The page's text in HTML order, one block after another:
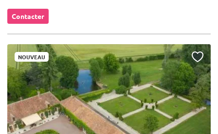
Contacter
NOUVEAU